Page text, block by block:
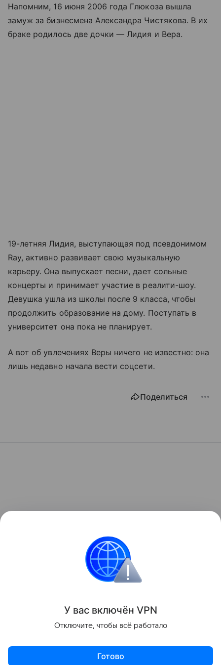
Напомним, 16 июня 2006 года Глюкоза вышла
замуж за бизнесмена Александра Чистякова. В их
браке родилось две дочки — Лидия и Вера.
19-летняя Лидия, выступающая под псевдонимом
Ray, активно развивает свою музыкальную
карьеру. Она выпускает песни, дает сольные
концерты и принимает участие в реалити-шоу.
Девушка ушла из школы после 9 класса, чтобы
продолжить образование на дому. Поступать в
университет она пока не планирует.
А вот об увлечениях Веры ничего не известно: она
лишь недавно начала вести соцсети.
Поделиться
У вас включён VPN
Отключите, чтобы всё работало
Готово